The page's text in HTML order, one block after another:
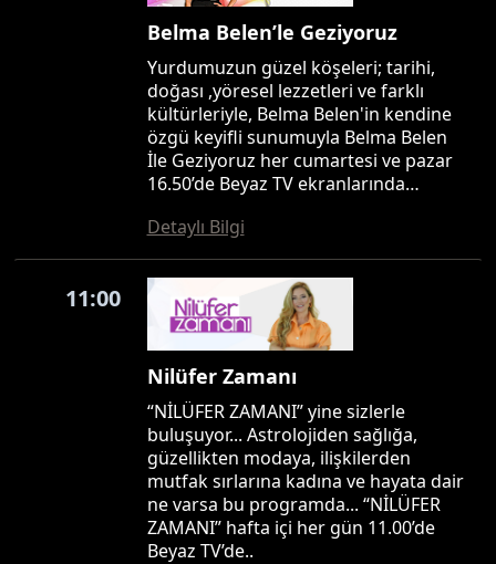
Belma Belen’le Geziyoruz
Yurdumuzun güzel köşeleri; tarihi,
doğası ,yöresel lezzetleri ve farklı
kültürleriyle, Belma Belen'in kendine
özgü keyifli sunumuyla Belma Belen
İle Geziyoruz her cumartesi ve pazar
16.50’de Beyaz TV ekranlarında…
Detaylı Bilgi
11:00
Nilüfer Zamanı
“NİLÜFER ZAMANI” yine sizlerle
buluşuyor... Astrolojiden sağlığa,
güzellikten modaya, ilişkilerden
mutfak sırlarına kadına ve hayata dair
ne varsa bu programda... “NİLÜFER
ZAMANI” hafta içi her gün 11.00’de
Beyaz TV’de..